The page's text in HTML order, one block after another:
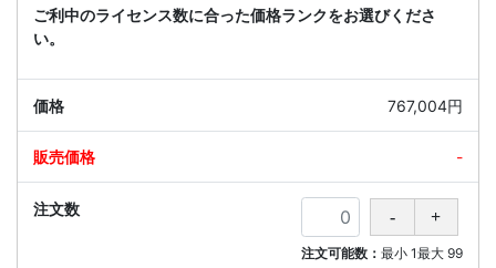
ご利中のライセンス数に合った価格ランクをお選びくださ
い。
767,004円
-
注文可能数： 最小 1最大 99